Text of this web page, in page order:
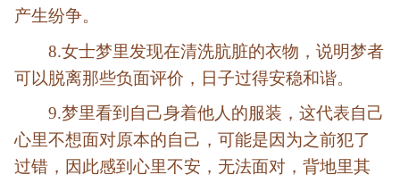
产生纷争。
8.女士梦里发现在清洗肮脏的衣物，说明梦者
可以脱离那些负面评价，日子过得安稳和谐。
9.梦里看到自己身着他人的服装，这代表自己
心里不想面对原本的自己，可能是因为之前犯了
过错，因此感到心里不安，无法面对，背地里其